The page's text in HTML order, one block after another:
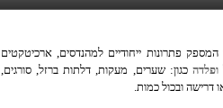
המספק פתרונות ייחודיים למהנדסים, ארכיטקטים
ופלדה כגון: שערים, מעקות, דלתות ברזל, סורגים,
דרישה ובכול כמות.